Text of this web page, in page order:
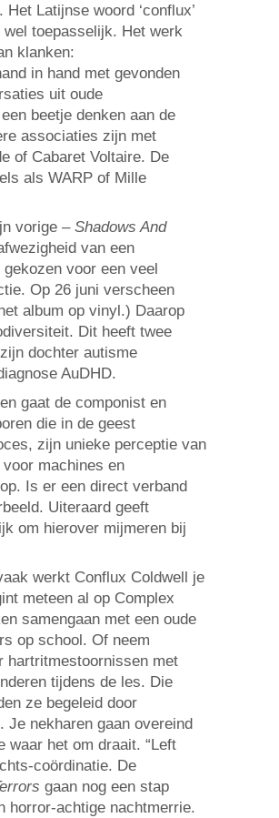
Latijnse woord ‘conflux’
wel toepasselijk. Het werk
klanken:
in hand met gevonden
uit oude
beetje denken aan de
associaties zijn met
of Cabaret Voltaire. De
als WARP of Mille
vorige – Shadows And
van een
voor een veel
Op 26 juni verscheen
album op vinyl.) Daarop
Dit heeft twee
dochter autisme
AuDHD.
gaat de componist en
die in de geest
zijn unieke perceptie van
machines en
Is er een direct verband
Uiteraard geeft
om hierover mijmeren bij
werkt Conflux Coldwell je
meteen al op Complex
samengaan met een oude
op school. Of neem
hartritmestoornissen met
tijdens de les. Die
ze begeleid door
nekharen gaan overeind
waar het om draait. “Left
coördinatie. De
gaan nog een stap
horror-achtige nachtmerrie.